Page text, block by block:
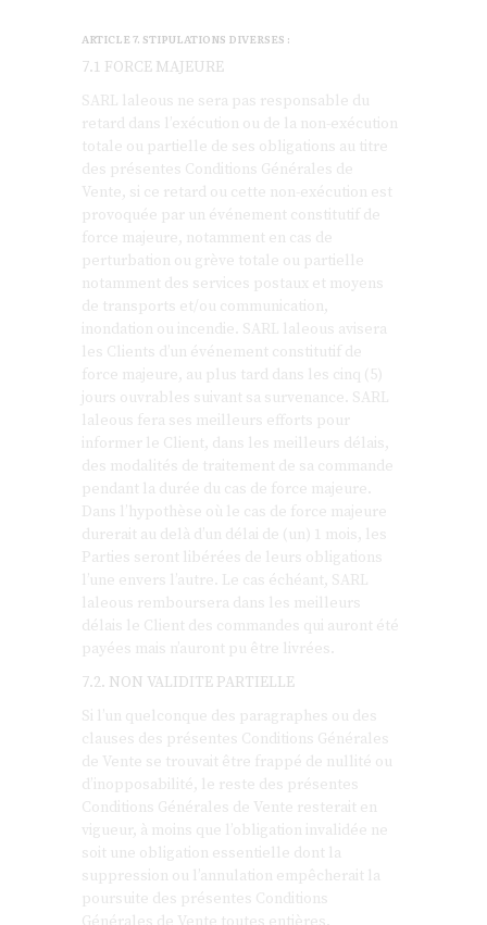
ARTICLE 7. STIPULATIONS DIVERSES :
7.1 FORCE MAJEURE
SARL laleous ne sera pas responsable du
retard dans l’exécution ou de la non-exécution
totale ou partielle de ses obligations au titre
des présentes Conditions Générales de
Vente, si ce retard ou cette non-exécution est
provoquée par un événement constitutif de
force majeure, notamment en cas de
perturbation ou grève totale ou partielle
notamment des services postaux et moyens
de transports et/ou communication,
inondation ou incendie. SARL laleous avisera
les Clients d’un événement constitutif de
force majeure, au plus tard dans les cinq (5)
jours ouvrables suivant sa survenance. SARL
laleous fera ses meilleurs efforts pour
informer le Client, dans les meilleurs délais,
des modalités de traitement de sa commande
pendant la durée du cas de force majeure.
Dans l’hypothèse où le cas de force majeure
durerait au delà d’un délai de (un) 1 mois, les
Parties seront libérées de leurs obligations
l’une envers l’autre. Le cas échéant, SARL
laleous remboursera dans les meilleurs
délais le Client des commandes qui auront été
payées mais n’auront pu être livrées.
7.2. NON VALIDITE PARTIELLE
Si l’un quelconque des paragraphes ou des
clauses des présentes Conditions Générales
de Vente se trouvait être frappé de nullité ou
d’inopposabilité, le reste des présentes
Conditions Générales de Vente resterait en
vigueur, à moins que l’obligation invalidée ne
soit une obligation essentielle dont la
suppression ou l’annulation empêcherait la
poursuite des présentes Conditions